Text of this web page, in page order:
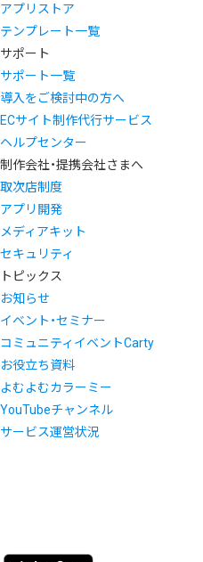
アプリストア
テンプレート一覧
サポート
サポート一覧
導入をご検討中の方へ
ECサイト制作代行サービス
ヘルプセンター
制作会社・提携会社さまへ
取次店制度
アプリ開発
メディアキット
セキュリティ
トピックス
お知らせ
イベント・セミナー
コミュニティイベントCarty
お役立ち資料
よむよむカラーミー
YouTubeチャンネル
サービス運営状況